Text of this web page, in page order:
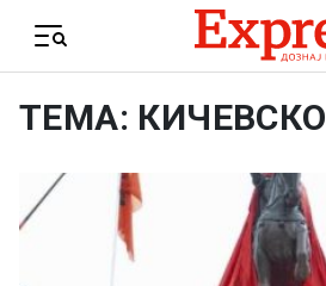
Menu
ТЕМА: КИЧЕВСКО